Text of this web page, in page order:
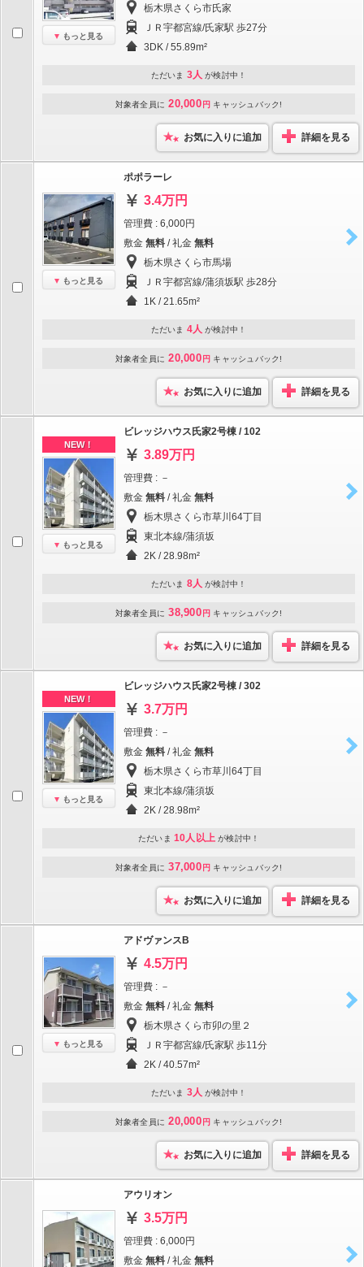
もっと見る
栃木県さくら市氏家
ＪＲ宇都宮線/氏家駅 歩27分
3DK / 55.89m²
ただいま 3人 が検討中！
対象者全員に 20,000 円 キャッシュバック!
お気に入りに追加 詳細を見る
もっと見る
ポポラーレ
3.4万円
管理費 : 6,000円
敷金 無料 / 礼金 無料
栃木県さくら市馬場
ＪＲ宇都宮線/蒲須坂駅 歩28分
1K / 21.65m²
ただいま 4人 が検討中！
対象者全員に 20,000 円 キャッシュバック!
お気に入りに追加 詳細を見る
NEW！
もっと見る
ビレッジハウス氏家2号棟 / 102
3.89万円
管理費 : －
敷金 無料 / 礼金 無料
栃木県さくら市草川64丁目
東北本線/蒲須坂
2K / 28.98m²
ただいま 8人 が検討中！
対象者全員に 38,900 円 キャッシュバック!
お気に入りに追加 詳細を見る
NEW！
もっと見る
ビレッジハウス氏家2号棟 / 302
3.7万円
管理費 : －
敷金 無料 / 礼金 無料
栃木県さくら市草川64丁目
東北本線/蒲須坂
2K / 28.98m²
ただいま 10人以上 が検討中！
対象者全員に 37,000 円 キャッシュバック!
お気に入りに追加 詳細を見る
もっと見る
アドヴァンスB
4.5万円
管理費 : －
敷金 無料 / 礼金 無料
栃木県さくら市卯の里２
ＪＲ宇都宮線/氏家駅 歩11分
2K / 40.57m²
ただいま 3人 が検討中！
対象者全員に 20,000 円 キャッシュバック!
お気に入りに追加 詳細を見る
アウリオン
3.5万円
管理費 : 6,000円
敷金 無料 / 礼金 無料